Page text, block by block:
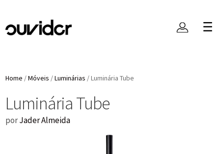
Home /Móveis /Luminárias /Luminária Tube
Luminária Tube
porJader Almeida